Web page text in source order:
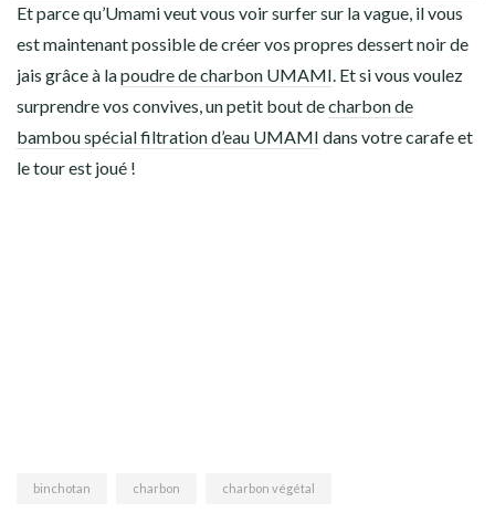
Et parce qu’Umami veut vous voir surfer sur la vague, il vous
est maintenant possible de créer vos propres dessert noir de
jais grâce à lapoudre de charbon UMAMI. Et si vous voulez
surprendre vos convives, un petit bout decharbon de
bambou spécial filtration d’eau UMAMI dans votre carafe et
le tour est joué !
binchotan charbon charbon végétal